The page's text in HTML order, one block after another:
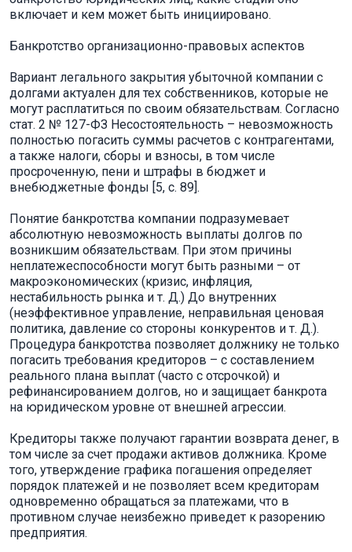
включает и кем может быть инициировано.
Банкротство организационно-правовых аспектов
Вариант легального закрытия убыточной компании с
долгами актуален для тех собственников, которые не
могут расплатиться по своим обязательствам. Согласно
стат. 2 № 127-ФЗ Несостоятельность – невозможность
полностью погасить суммы расчетов с контрагентами,
а также налоги, сборы и взносы, в том числе
просроченную, пени и штрафы в бюджет и
внебюджетные фонды [5, c. 89].
Понятие банкротства компании подразумевает
абсолютную невозможность выплаты долгов по
возникшим обязательствам. При этом причины
неплатежеспособности могут быть разными – от
макроэкономических (кризис, инфляция,
нестабильность рынка и т. Д.) До внутренних
(неэффективное управление, неправильная ценовая
политика, давление со стороны конкурентов и т. Д.).
Процедура банкротства позволяет должнику не только
погасить требования кредиторов – с составлением
реального плана выплат (часто с отсрочкой) и
рефинансированием долгов, но и защищает банкрота
на юридическом уровне от внешней агрессии.
Кредиторы также получают гарантии возврата денег, в
том числе за счет продажи активов должника. Кроме
того, утверждение графика погашения определяет
порядок платежей и не позволяет всем кредиторам
одновременно обращаться за платежами, что в
противном случае неизбежно приведет к разорению
предприятия.